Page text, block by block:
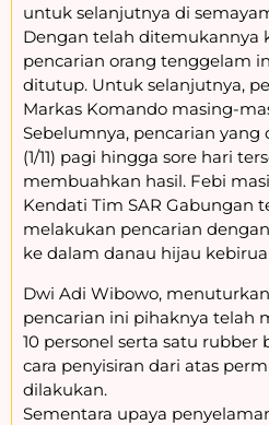
untuk selanjutnya di
Dengan telah ditemukannya
pencarian orang tenggelam
ditutup. Untuk selanjutnya,
Markas Komando masing-
Sebelumnya, pencarian yang
(1/11) pagi hingga sore hari
membuahkan hasil. Febi
Kendati Tim SAR Gabungan
melakukan pencarian
ke dalam danau hijau
Dwi Adi Wibowo,
pencarian ini pihaknya telah
10 personel serta satu rubber
cara penyisiran dari atas
dilakukan.
Sementara upaya